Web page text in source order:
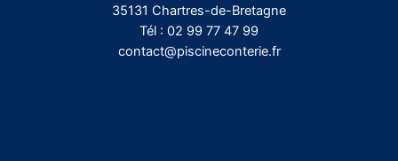
35131 Chartres-de-Bretagne
Tél : 02 99 77 47 99
contact@piscineconterie.fr